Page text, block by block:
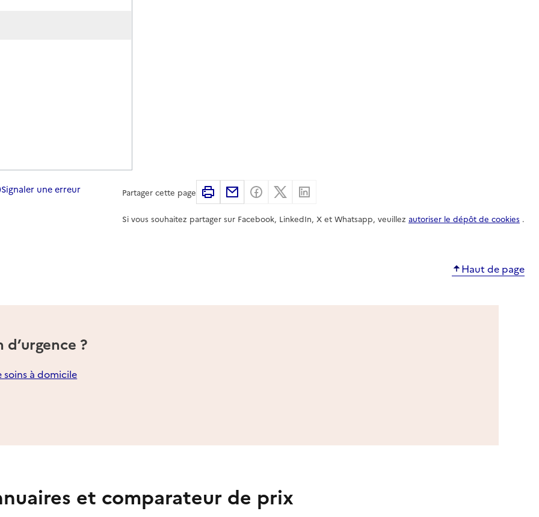
Signaler une erreur Partager cette page ImprimerPartager par email
Partager sur Facebook
Partager sur X
Si vous souhaitez partager sur Facebook, LinkedIn, X et Whatsapp, veuillez autoriser le dépôt de cookies .
Haut de page
?
soins à domicile
et comparateur de prix